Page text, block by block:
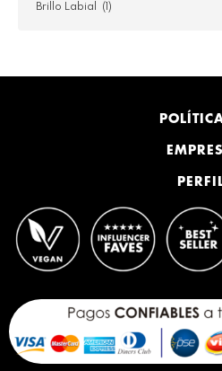
Brillo Labial (1)